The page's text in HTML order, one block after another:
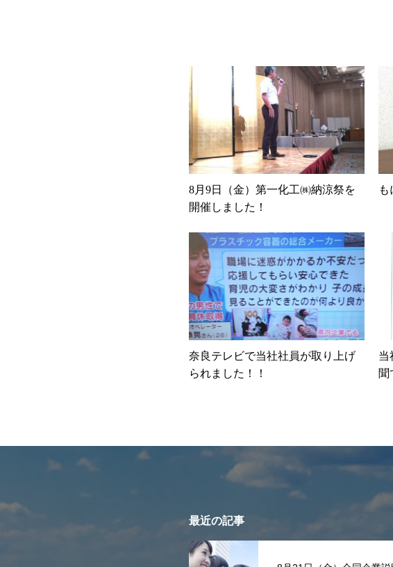
8月9日（金）第一化工㈱納涼祭を
開催しました！
奈良テレビで当社社員が取り上げ
られました！！
当
聞
最近の記事